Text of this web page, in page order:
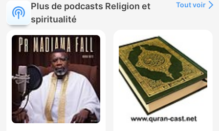
Plus de podcasts Religion et
spiritualité
Tout voir